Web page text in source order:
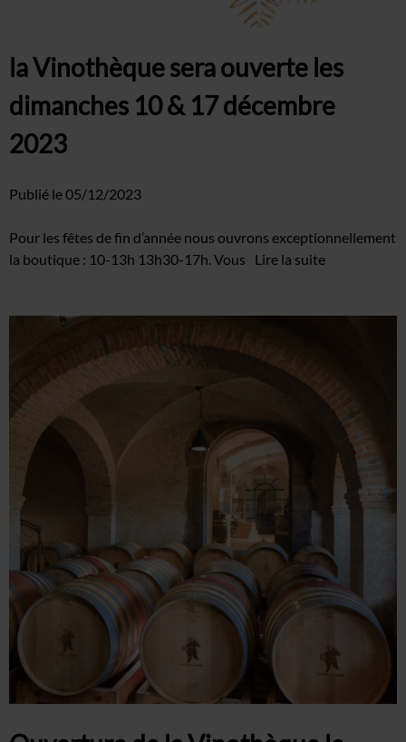
la Vinothèque sera ouverte les
dimanches 10 & 17 décembre
2023
Publié le05/12/2023
Pour les fêtes de fin d’année nous ouvrons exceptionnellement
la boutique : 10-13h 13h30-17h. Vous
Lire la suite